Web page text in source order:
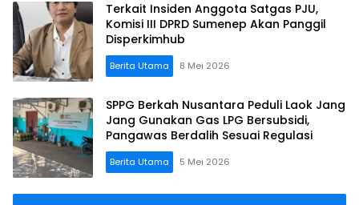
Terkait Insiden Anggota Satgas PJU,
Komisi III DPRD Sumenep Akan Panggil
Disperkimhub
Berita Utama 8 Mei 2026
SPPG Berkah Nusantara Peduli Laok Jang
Jang Gunakan Gas LPG Bersubsidi,
Pangawas Berdalih Sesuai Regulasi
Berita Utama 5 Mei 2026